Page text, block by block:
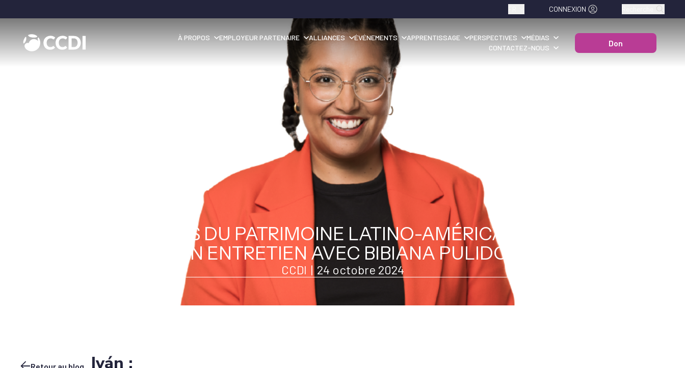
CONNEXION
À PROPOS EMPLOYEUR PARTENAIRE ALLIANCES ÉVÉNEMENTS APPRENTISSAGE PERSPECTIVES
MÉDIAS
CONTACTEZ-NOUS
Don
MOIS DU PATRIMOINE LATINO-AMÉRICAIN :
UN ENTRETIEN AVEC BIBIANA PULIDO
CCDI | 24 octobre 2024
Retour au blog Iván :